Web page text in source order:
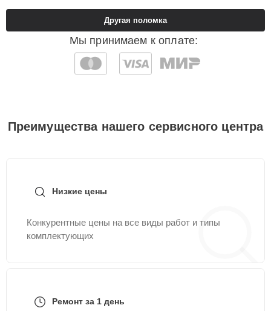
Мы принимаем к оплате:
Другая поломка
Преимущества нашего сервисного центра
Низкие цены
Конкурентные цены на все виды работ и типы
комплектующих
Ремонт за 1 день